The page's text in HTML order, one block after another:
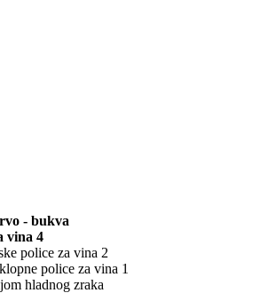
- bukva
vina 4
police za vina 2
police za vina 1
hladnog zraka